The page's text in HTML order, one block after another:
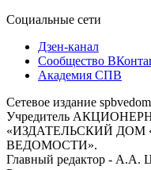
Социальные сети
Дзен-канал
Сообщество
Академия СПВ
Сетевое издание
Учредитель
«ИЗДАТЕЛЬСКИЙ ДОМ
ВЕДОМОСТИ».
Главный редактор - А.А.